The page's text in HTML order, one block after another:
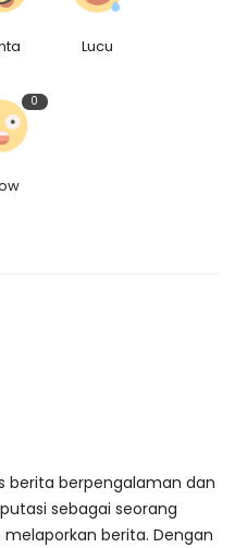
Lucu
0
berita berpengalaman dan
sebagai seorang
berita. Dengan